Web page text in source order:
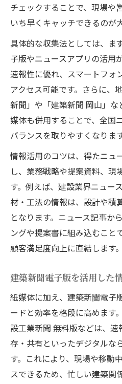
チェックすることで、現場や
いち早くキャッチできるのが
具体的な収集法としては、ま
子版やニュースアプリの活用
速報性に優れ、スマートフォ
アクセス可能です。さらに、
新聞」や「建築新聞 岡山」
媒体も併用することで、全国
バランスを取りやすくなります
情報活用のコツは、得たニュ
し、業務戦略や提案資料、現
す。例えば、建設業界ニュー
材・工法の情報は、設計や積
となります。ニュース記事か
ングや提案書に組み込むこと
顧客満足度向上に直結します。
建築新聞電子版を活用した
紙媒体に加え、建築新聞電子
ードと効率を格段に高めます
設工業新聞 無料版などは、
存・共有といったデジタルな
す。これにより、現場や移動
スできるため、忙しい建築関